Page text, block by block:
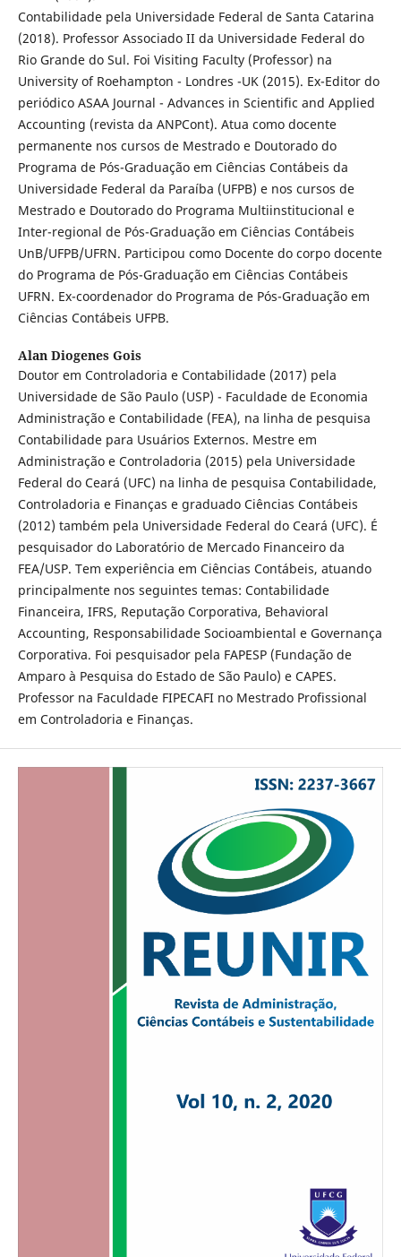
Contabilidade pela Universidade Federal de Santa Catarina
(2018). Professor Associado II da Universidade Federal do
Rio Grande do Sul. Foi Visiting Faculty (Professor) na
University of Roehampton - Londres -UK (2015). Ex-Editor do
periódico ASAA Journal - Advances in Scientific and Applied
Accounting (revista da ANPCont). Atua como docente
permanente nos cursos de Mestrado e Doutorado do
Programa de Pós-Graduação em Ciências Contábeis da
Universidade Federal da Paraíba (UFPB) e nos cursos de
Mestrado e Doutorado do Programa Multiinstitucional e
Inter-regional de Pós-Graduação em Ciências Contábeis
UnB/UFPB/UFRN. Participou como Docente do corpo docente
do Programa de Pós-Graduação em Ciências Contábeis
UFRN. Ex-coordenador do Programa de Pós-Graduação em
Ciências Contábeis UFPB.
Alan Diogenes Gois
Doutor em Controladoria e Contabilidade (2017) pela
Universidade de São Paulo (USP) - Faculdade de Economia
Administração e Contabilidade (FEA), na linha de pesquisa
Contabilidade para Usuários Externos. Mestre em
Administração e Controladoria (2015) pela Universidade
Federal do Ceará (UFC) na linha de pesquisa Contabilidade,
Controladoria e Finanças e graduado Ciências Contábeis
(2012) também pela Universidade Federal do Ceará (UFC). É
pesquisador do Laboratório de Mercado Financeiro da
FEA/USP. Tem experiência em Ciências Contábeis, atuando
principalmente nos seguintes temas: Contabilidade
Financeira, IFRS, Reputação Corporativa, Behavioral
Accounting, Responsabilidade Socioambiental e Governança
Corporativa. Foi pesquisador pela FAPESP (Fundação de
Amparo à Pesquisa do Estado de São Paulo) e CAPES.
Professor na Faculdade FIPECAFI no Mestrado Profissional
em Controladoria e Finanças.